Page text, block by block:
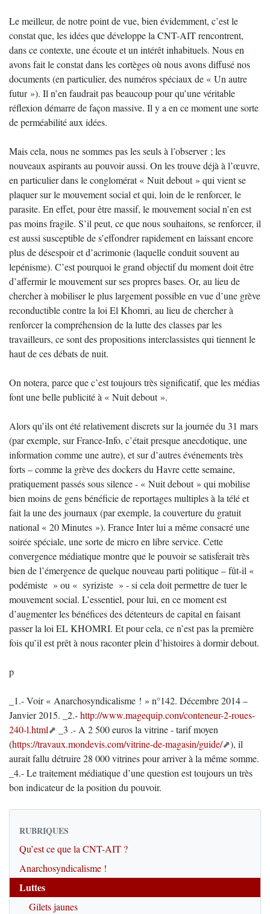
Le meilleur, de notre point de vue, bien évidemment, c’est le
constat que, les idées que développe la CNT-AIT rencontrent,
dans ce contexte, une écoute et un intérêt inhabituels. Nous en
avons fait le constat dans les cortèges où nous avons diffusé nos
documents (en particulier, des numéros spéciaux de « Un autre
futur »). Il n’en faudrait pas beaucoup pour qu’une véritable
réflexion démarre de façon massive. Il y a en ce moment une sorte
de perméabilité aux idées.
Mais cela, nous ne sommes pas les seuls à l’observer ; les
nouveaux aspirants au pouvoir aussi. On les trouve déjà à l’œuvre,
en particulier dans le conglomérat « Nuit debout » qui vient se
plaquer sur le mouvement social et qui, loin de le renforcer, le
parasite. En effet, pour être massif, le mouvement social n’en est
pas moins fragile. S’il peut, ce que nous souhaitons, se renforcer, il
est aussi susceptible de s’effondrer rapidement en laissant encore
plus de désespoir et d’acrimonie (laquelle conduit souvent au
lepénisme). C’est pourquoi le grand objectif du moment doit être
d’affermir le mouvement sur ses propres bases. Or, au lieu de
chercher à mobiliser le plus largement possible en vue d’une grève
reconductible contre la loi El Khomri, au lieu de chercher à
renforcer la compréhension de la lutte des classes par les
travailleurs, ce sont des propositions interclassistes qui tiennent le
haut de ces débats de nuit.
On notera, parce que c’est toujours très significatif, que les médias
font une belle publicité à « Nuit debout ».
Alors qu’ils ont été relativement discrets sur la journée du 31 mars
(par exemple, sur France-Info, c’était presque anecdotique, une
information comme une autre), et sur d’autres événements très
forts – comme la grève des dockers du Havre cette semaine,
pratiquement passés sous silence - « Nuit debout » qui mobilise
bien moins de gens bénéficie de reportages multiples à la télé et
fait la une des journaux (par exemple, la couverture du gratuit
national « 20 Minutes »). France Inter lui a même consacré une
soirée spéciale, une sorte de micro en libre service. Cette
convergence médiatique montre que le pouvoir se satisferait très
bien de l’émergence de quelque nouveau parti politique – fût-il «
podémiste » ou « syriziste » - si cela doit permettre de tuer le
mouvement social. L’essentiel, pour lui, en ce moment est
d’augmenter les bénéfices des détenteurs de capital en faisant
passer la loi EL KHOMRI. Et pour cela, ce n’est pas la première
fois qu’il est prêt à nous raconter plein d’histoires à dormir debout.
p
_1.- Voir « Anarchosyndicalisme ! » n°142. Décembre 2014 –
Janvier 2015. _2.-http://www.magequip.com/conteneur-2-roues-
240-l.html
_3 .- A 2 500 euros la vitrine - tarif moyen
(https://travaux.mondevis.com/vitrine-de-magasin/guide/
), il
aurait fallu détruire 28 000 vitrines pour arriver à la même somme.
_4.- Le traitement médiatique d’une question est toujours un très
bon indicateur de la position du pouvoir.
RUBRIQUES
Qu’est ce que la CNT-AIT ?
Anarchosyndicalisme !
Luttes
Gilets jaunes